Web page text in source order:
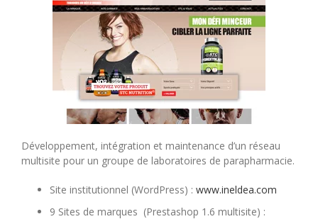
Développement, intégration et maintenance d’un réseau
multisite pour un groupe de laboratoires de parapharmacie.
Site institutionnel (WordPress) : www.ineldea.com
9 Sites de marques (Prestashop 1.6 multisite) :